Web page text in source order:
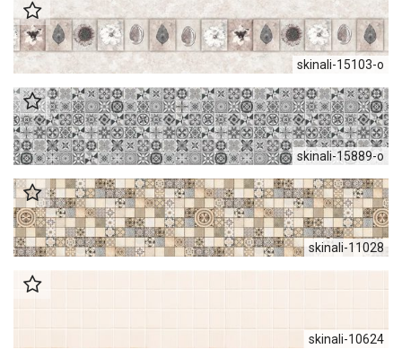
skinali-15103-o
skinali-15889-о
skinali-11028
skinali-10624